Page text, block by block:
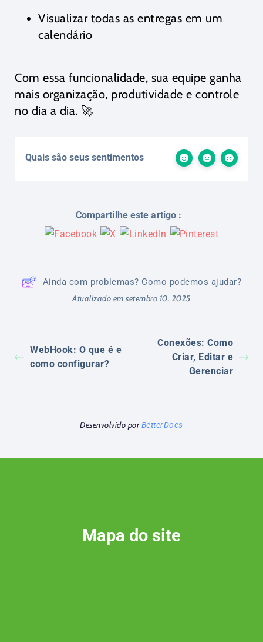
Visualizar todas as entregas em um
calendário
Com essa funcionalidade, sua equipe ganha
mais organização, produtividade e controle
no dia a dia. 🚀
Quais são seus sentimentos
Compartilhe este artigo :
Ainda com problemas? Como podemos ajudar?
Atualizado em setembro 10, 2025
WebHook: O que é e
como configurar?
Conexões: Como
Criar, Editar e
Gerenciar
Desenvolvido porBetterDocs
Mapa do site